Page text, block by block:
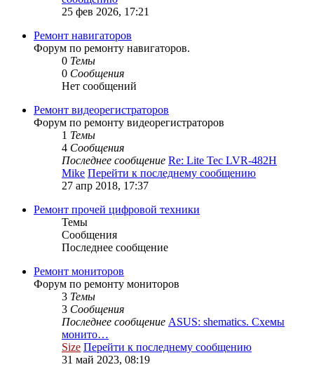
25 фев 2026, 17:21
Ремонт навигаторов
Форум по ремонту навигаторов.
0 Темы
0 Сообщения
Нет сообщений
Ремонт видеорегистраторов
Форум по ремонту видеорегистраторов
1 Темы
4 Сообщения
Последнее сообщение Re: Lite Tec LVR-482H
Mike Перейти к последнему сообщению
27 апр 2018, 17:37
Ремонт прочей цифровой техники
Темы
Сообщения
Последнее сообщение
Ремонт мониторов
Форум по ремонту мониторов
3 Темы
3 Сообщения
Последнее сообщение ASUS: shematics. Схемы
монито…
Size Перейти к последнему сообщению
31 май 2023, 08:19